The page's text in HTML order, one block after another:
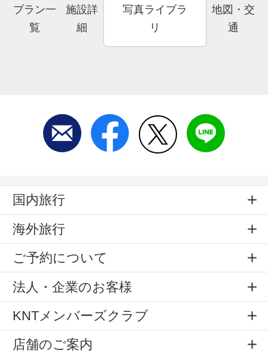
プラン一
覧
施設詳
細
写真ライブラ
リ
地図・交
通
国内旅行
海外旅行
ご予約について
法人・企業のお客様
KNTメンバーズクラブ
店舗のご案内